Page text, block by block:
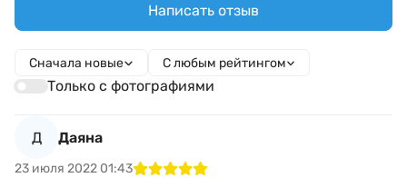
Написать отзыв
Сначала новые С любым рейтингом
Только с фотографиями
Д Даяна
23 июля 2022 01:43